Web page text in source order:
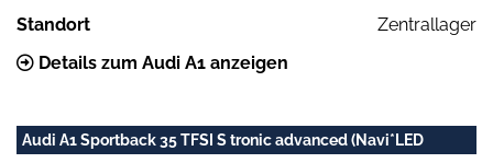
Standort
Zentrallager
Details zum Audi A1 anzeigen
Audi A1 Sportback 35 TFSI S tronic advanced (Navi*LED